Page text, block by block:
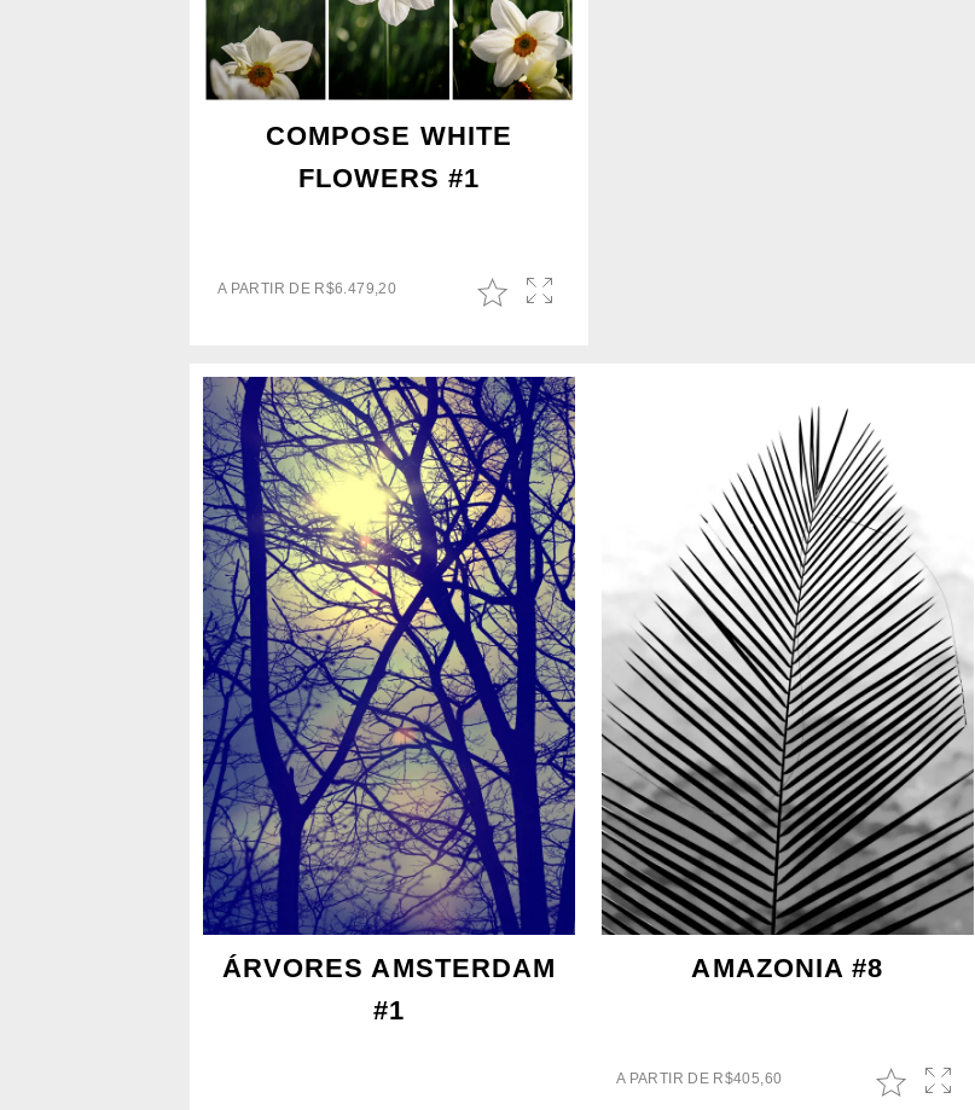
COMPOSE WHITE
FLOWERS #1
A PARTIR DE R$6.479,20
ÁRVORES AMSTERDAM
#1
AMAZONIA #8
A PARTIR DE R$405,60